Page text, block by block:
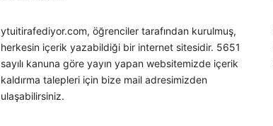
ytuitirafediyor.com, öğrenciler tarafından kurulmuş,
herkesin içerik yazabildiği bir internet sitesidir. 5651
sayılı kanuna göre yayın yapan websitemizde içerik
kaldırma talepleri için bize mail adresimizden
ulaşabilirsiniz.